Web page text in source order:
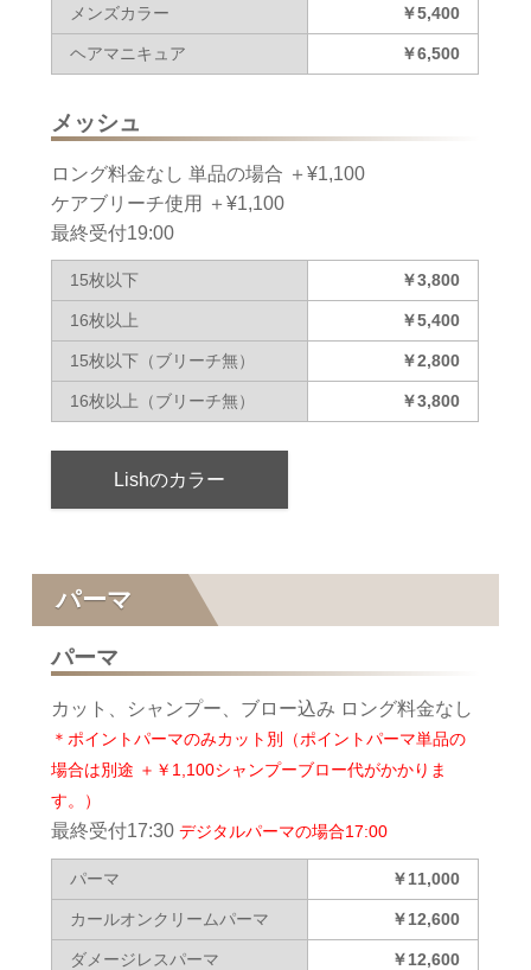
メンズカラー ￥5,400
ヘアマニキュア ￥6,500
メッシュ
ロング料金なし 単品の場合 ＋¥1,100
ケアブリーチ使用 ＋¥1,100
最終受付19:00
15枚以下 ￥3,800
16枚以上 ￥5,400
15枚以下（ブリーチ無） ￥2,800
16枚以上（ブリーチ無） ￥3,800
Lishのカラー
パーマ
パーマ
カット、シャンプー、ブロー込み ロング料金なし
＊ポイントパーマのみカット別（ポイントパーマ単品の
場合は別途 ＋￥1,100シャンプーブロー代がかかりま
す。）
最終受付17:30デジタルパーマの場合17:00
パーマ ￥11,000
カールオンクリームパーマ ￥12,600
ダメージレスパーマ ￥12,600